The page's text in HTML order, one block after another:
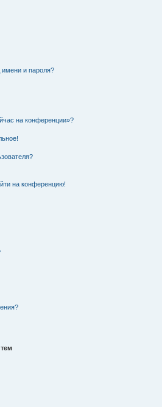
имени и пароля?
на конференции»?
на конференцию!